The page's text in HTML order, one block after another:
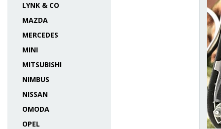
LYNK & CO
MAZDA
MERCEDES
MINI
MITSUBISHI
NIMBUS
NISSAN
OMODA
OPEL